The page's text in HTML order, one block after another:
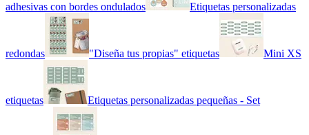
adhesivas con bordes ondulados Etiquetas personalizadas
redondas "Diseña tus propias" etiquetas Mini XS
etiquetas Etiquetas personalizadas pequeñas - Set